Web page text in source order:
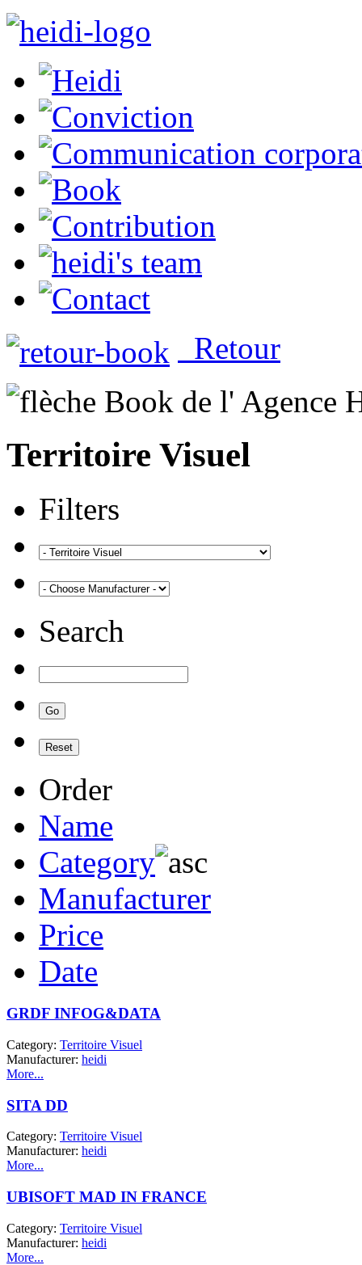
Retour
Territoire Visuel
Filters
Search
Order
Name
Category
Manufacturer
Price
Date
GRDF INFOG&DATA
Category: Territoire Visuel
Manufacturer: heidi
More...
SITA DD
Category: Territoire Visuel
Manufacturer: heidi
More...
UBISOFT MAD IN FRANCE
Category: Territoire Visuel
Manufacturer: heidi
More...